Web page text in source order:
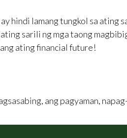
hindi lamang tungkol sa ating
sarili ng mga taong
ating financial future!
ang pagyaman,